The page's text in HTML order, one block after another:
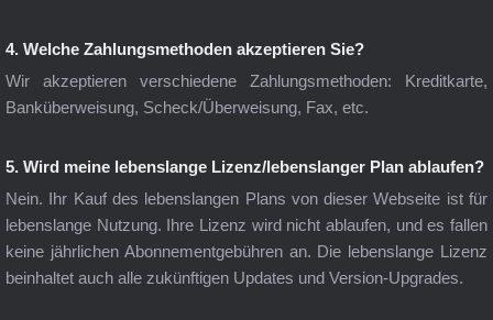
4. Welche Zahlungsmethoden akzeptieren Sie?
Wir akzeptieren verschiedene Zahlungsmethoden: Kreditkarte,
Banküberweisung, Scheck/Überweisung, Fax, etc.
5. Wird meine lebenslange Lizenz/lebenslanger Plan ablaufen?
Nein. Ihr Kauf des lebenslangen Plans von dieser Webseite ist für
lebenslange Nutzung. Ihre Lizenz wird nicht ablaufen, und es fallen
keine jährlichen Abonnementgebühren an. Die lebenslange Lizenz
beinhaltet auch alle zukünftigen Updates und Version-Upgrades.